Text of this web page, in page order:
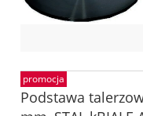
Podstawa
promocja